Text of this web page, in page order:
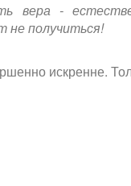
вера -
не получиться!
искренне.